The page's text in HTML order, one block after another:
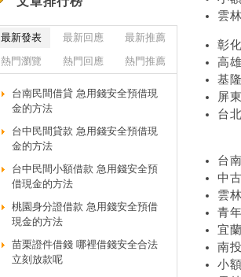
雲
彰
高
基
屏
台
台
中
雲
青
宜
南
小
最新發表 最新回應
最新推薦
熱門瀏覽
熱門回應 熱門推薦
台南民間借貸 急用錢安全預借現
金的方法
台中民間貸款 急用錢安全預借現
金的方法
台中民間小額借款 急用錢安全預
借現金的方法
桃園身分證借款 急用錢安全預借
現金的方法
苗栗證件借錢 哪裡借錢安全合法
立刻放款呢